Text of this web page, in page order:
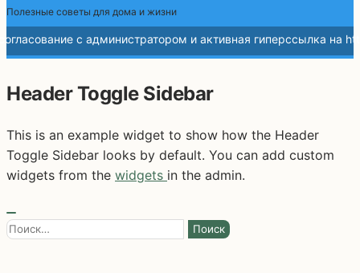
Полезные советы для дома и жизни
Header Toggle Sidebar
This is an example widget to show how the Header
Toggle Sidebar looks by default. You can add custom
widgets from the widgets in the admin.
Найти: